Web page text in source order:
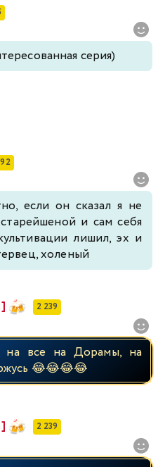
серия)
если он сказал я не
и сам себя
лишил, эх и
холеный
2 239
на все на Дорамы, на
😂😂😂😂
2 239